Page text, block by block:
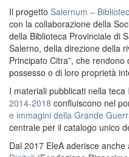
Il progetto Salernum –
con la collaborazione della
della Biblioteca Provinciale di
Salerno, della direzione della
Principato Citra”, che
possesso o di loro proprietà
I materiali pubblicati nella teca
2014-2018 confluiscono nel
e immagini della Grande
centrale per il catalogo unico
Dal 2017 EleA aderisce